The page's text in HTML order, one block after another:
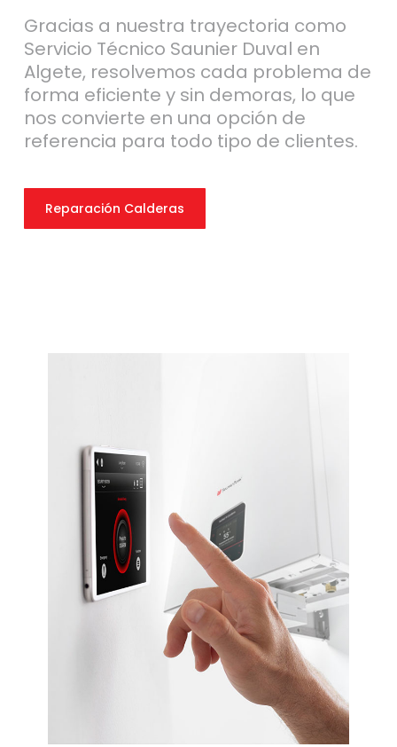
Gracias a nuestra trayectoria como
Servicio Técnico Saunier Duval en
Algete, resolvemos cada problema de
forma eficiente y sin demoras, lo que
nos convierte en una opción de
referencia para todo tipo de clientes.
Reparación Calderas